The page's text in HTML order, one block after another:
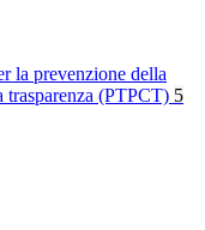
la prevenzione della
trasparenza (PTPCT) 5